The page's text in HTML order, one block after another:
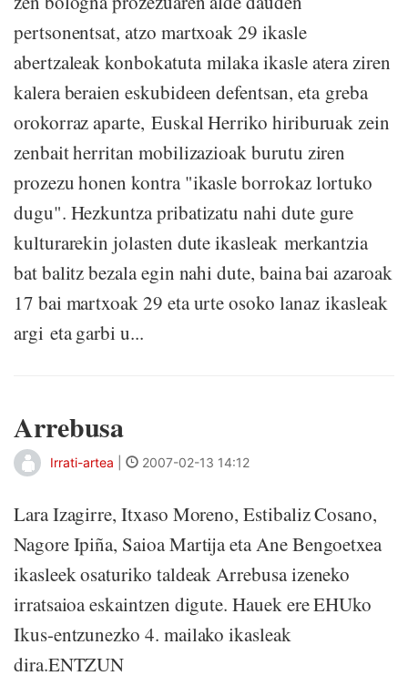
pertsonentsat, atzo martxoak 29 ikasle
abertzaleak konbokatuta milaka ikasle atera ziren
kalera beraien eskubideen defentsan, eta greba
orokorraz aparte, Euskal Herriko hiriburuak zein
zenbait herritan mobilizazioak burutu ziren
prozezu honen kontra "ikasle borrokaz lortuko
dugu". Hezkuntza pribatizatu nahi dute gure
kulturarekin jolasten dute ikasleak merkantzia
bat balitz bezala egin nahi dute, baina bai azaroak
17 bai martxoak 29 eta urte osoko lanaz ikasleak
argi eta garbi u...
Arrebusa
Irrati-artea 2007-02-13 14:12
Lara Izagirre, Itxaso Moreno, Estibaliz Cosano,
Nagore Ipiña, Saioa Martija eta Ane Bengoetxea
ikasleek osaturiko taldeak Arrebusa izeneko
irratsaioa eskaintzen digute. Hauek ere EHUko
Ikus-entzunezko 4. mailako ikasleak
dira.ENTZUN